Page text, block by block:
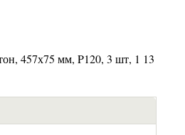
457х75 мм, P120, 3 шт, 1 13